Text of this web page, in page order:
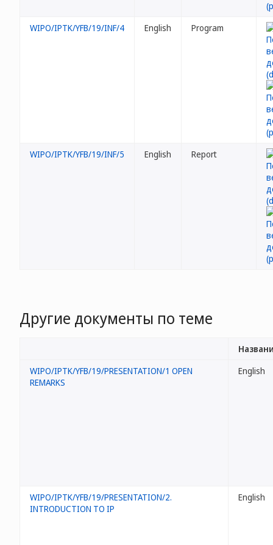
WIPO/IPTK/YFB/19/INF/4 English Program
WIPO/IPTK/YFB/19/INF/5 English Report
Другие документы по теме
WIPO/IPTK/YFB/19/PRESENTATION/1 OPEN
REMARKS
English
WIPO/IPTK/YFB/19/PRESENTATION/2.
INTRODUCTION TO IP
English